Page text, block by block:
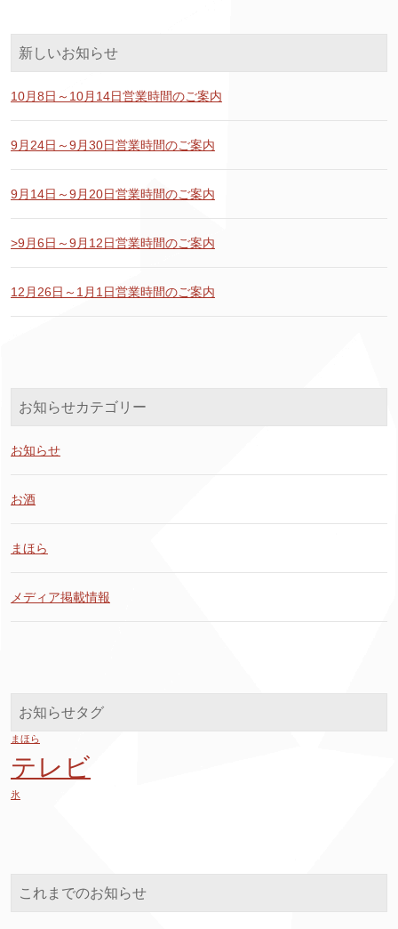
新しいお知らせ
10月8日～10月14日営業時間のご案内
9月24日～9月30日営業時間のご案内
9月14日～9月20日営業時間のご案内
>9月6日～9月12日営業時間のご案内
12月26日～1月1日営業時間のご案内
お知らせカテゴリー
お知らせ
お酒
まほら
メディア掲載情報
お知らせタグ
まほら
テレビ
氷
これまでのお知らせ